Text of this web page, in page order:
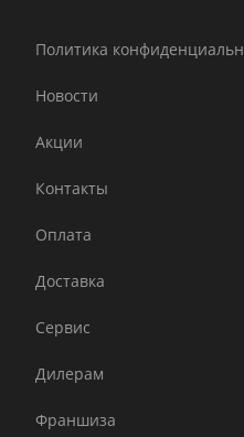
Политика
Новости
Акции
Контакты
Оплата
Доставка
Сервис
Дилерам
Франшиза